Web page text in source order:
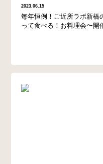
2023.06.15
毎年恒例！ご近所ラボ新橋
って食べる！お料理会〜開